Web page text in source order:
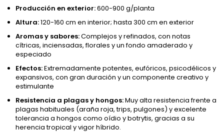
Producción en exterior:600-900 g/planta
Altura:120-160 cm en interior; hasta 300 cm en exterior
Aromas y sabores:Complejos y refinados, con notas
cítricas, inciensadas, florales y un fondo amaderado y
especiado
Efectos:Extremadamente potentes, eufóricos, psicodélicos y
expansivos, con gran duración y un componente creativo y
estimulante
Resistencia a plagas y hongos:Muy alta resistencia frente a
plagas habituales (araña roja, trips, pulgones) y excelente
tolerancia a hongos como oídio y botrytis, gracias a su
herencia tropical y vigor híbrido.